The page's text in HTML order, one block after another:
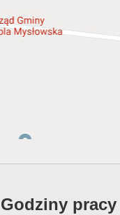
Godziny pracy